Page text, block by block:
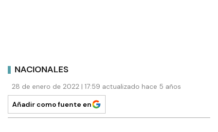
NACIONALES
28 de enero de 2022 | 17:59 actualizado hace 5 años
Añadir como fuente en